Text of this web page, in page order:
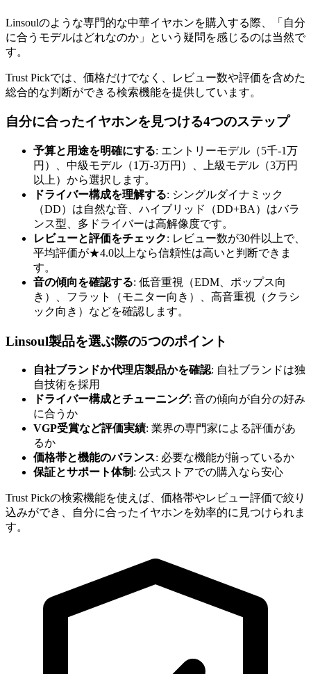
Linsoulのような専門的な中華イヤホンを購入する際、「自分
に合うモデルはどれなのか」という疑問を感じるのは当然で
す。
Trust Pickでは、価格だけでなく、レビュー数や評価を含めた
総合的な判断ができる検索機能を提供しています。
自分に合ったイヤホンを見つける4つのステップ
予算と用途を明確にする: エントリーモデル（5千-1万
円）、中級モデル（1万-3万円）、上級モデル（3万円
以上）から選択します。
ドライバー構成を理解する: シングルダイナミック
（DD）は自然な音、ハイブリッド（DD+BA）はバラ
ンス型、多ドライバーは高解像度です。
レビューと評価をチェック: レビュー数が30件以上で、
平均評価が★4.0以上なら信頼性は高いと判断できま
す。
音の傾向を確認する: 低音重視（EDM、ポップス向
き）、フラット（モニター向き）、高音重視（クラシ
ック向き）などを確認します。
Linsoul製品を選ぶ際の5つのポイント
自社ブランドか代理店製品かを確認: 自社ブランドは独
自技術を採用
ドライバー構成とチューニング: 音の傾向が自分の好み
に合うか
VGP受賞など評価実績: 業界の専門家による評価があ
るか
価格帯と機能のバランス: 必要な機能が揃っているか
保証とサポート体制 : 公式ストアでの購入なら安心
Trust Pickの検索機能を使えば、価格帯やレビュー評価で絞り
込みができ、自分に合ったイヤホンを効率的に見つけられま
す。